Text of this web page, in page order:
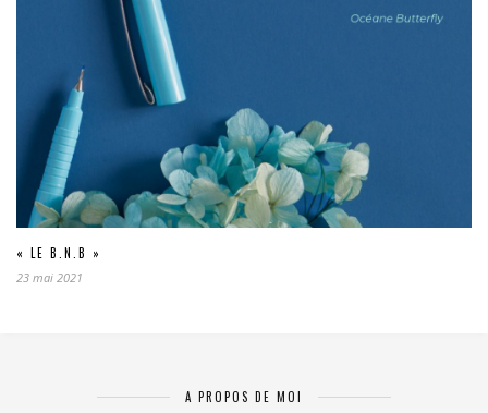
« LE B.N.B »
23 mai 2021
A PROPOS DE MOI